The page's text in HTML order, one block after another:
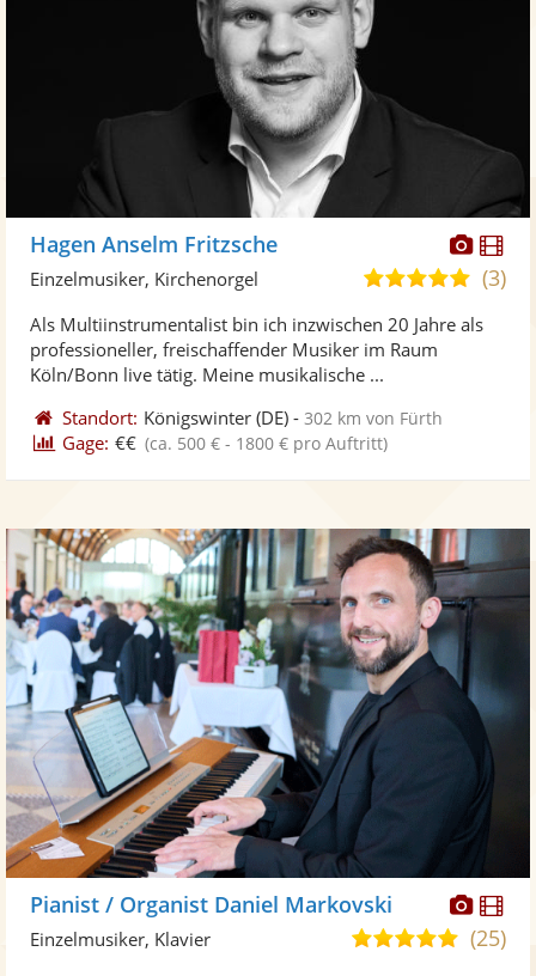
Fotos
Hagen Anselm Fritzsche
5,0
5
(3)
Einzelmusiker, Kirchenorgel
Als Multiinstrumentalist bin ich inzwischen 20 Jahre als
professioneller, freischaffender Musiker im Raum
Köln/Bonn live tätig. Meine musikalische ...
Standort: Königswinter (DE) -302 km von Fürth
Gage: €€ (ca. 500 € - 1800 € pro Auftritt)
Pianist / Organist Daniel Markovski
5,0(25)
Einzelmusiker, Klavier